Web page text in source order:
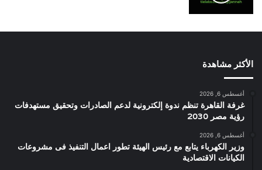
الأكثر مشاهدة
أغسطس 6, 2026
غرفة القاهرة تنظم ندوة إلكترونية لدعم الصادرات وتحقيق مستهدفات
رؤية مصر 2030
أغسطس 6, 2026
وزير الكهرباء يتابع مع رئيس الهيئة تطور اعمال التنفيذ فى مشروعات
الكيانات الاقتصادية